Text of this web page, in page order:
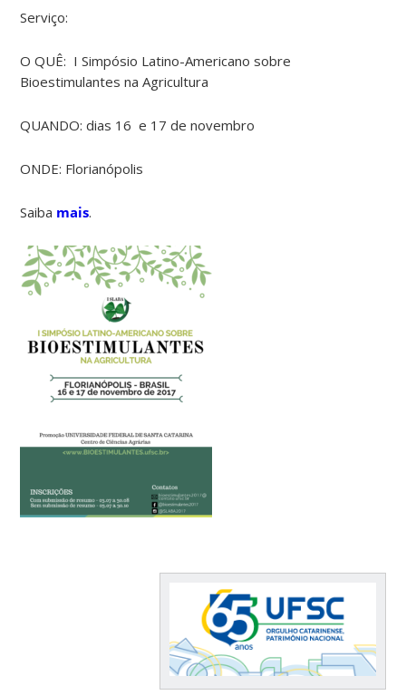
Serviço:
O QUÊ: I Simpósio Latino-Americano sobre
Bioestimulantes na Agricultura
QUANDO: dias 16 e 17 de novembro
ONDE: Florianópolis
Saiba mais.